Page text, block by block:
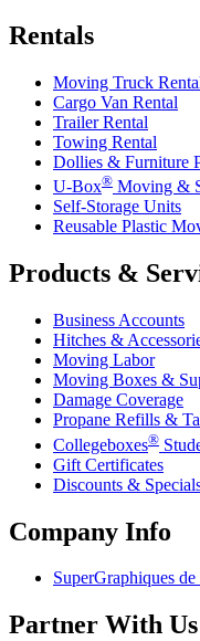
Rentals
Moving Truck
Cargo Van Rental
Trailer Rental
Towing Rental
Dollies & Furniture
U-Box® Moving &
Self-Storage Units
Reusable Plastic
Products &
Business Accounts
Hitches &
Moving Labor
Moving Boxes &
Damage Coverage
Propane Refills &
Collegeboxes®
Gift Certificates
Discounts &
Company Info
SuperGraphiques de
Partner With Us